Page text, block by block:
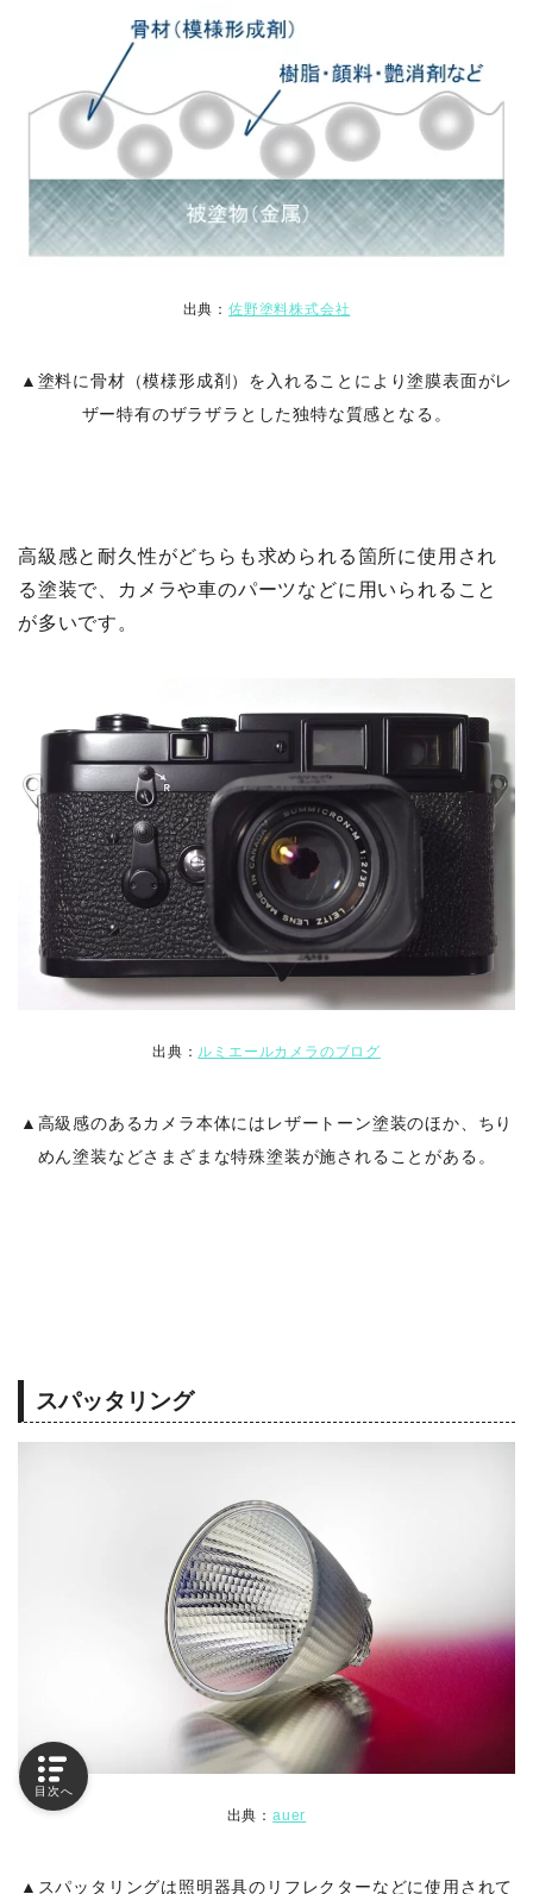
出典： 佐野塗料株式会社
▲塗料に骨材（模様形成剤）を入れることにより塗膜表面がレ
ザー特有のザラザラとした独特な質感となる。
高級感と耐久性がどちらも求められる箇所に使用され
る塗装で、カメラや車のパーツなどに用いられること
が多いです。
出典： ルミエールカメラのブログ
▲高級感のあるカメラ本体にはレザートーン塗装のほか、ちり
めん塗装などさまざまな特殊塗装が施されることがある。
スパッタリング
出典：auer
▲スパッタリングは照明器具のリフレクターなどに使用されて
目次へ